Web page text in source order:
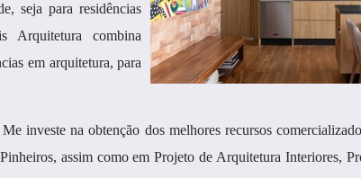
seja para residências
Arquitetura combina
em arquitetura, para
na obtenção dos melhores recursos
assim como em Projeto de Arquitetura Interiores,